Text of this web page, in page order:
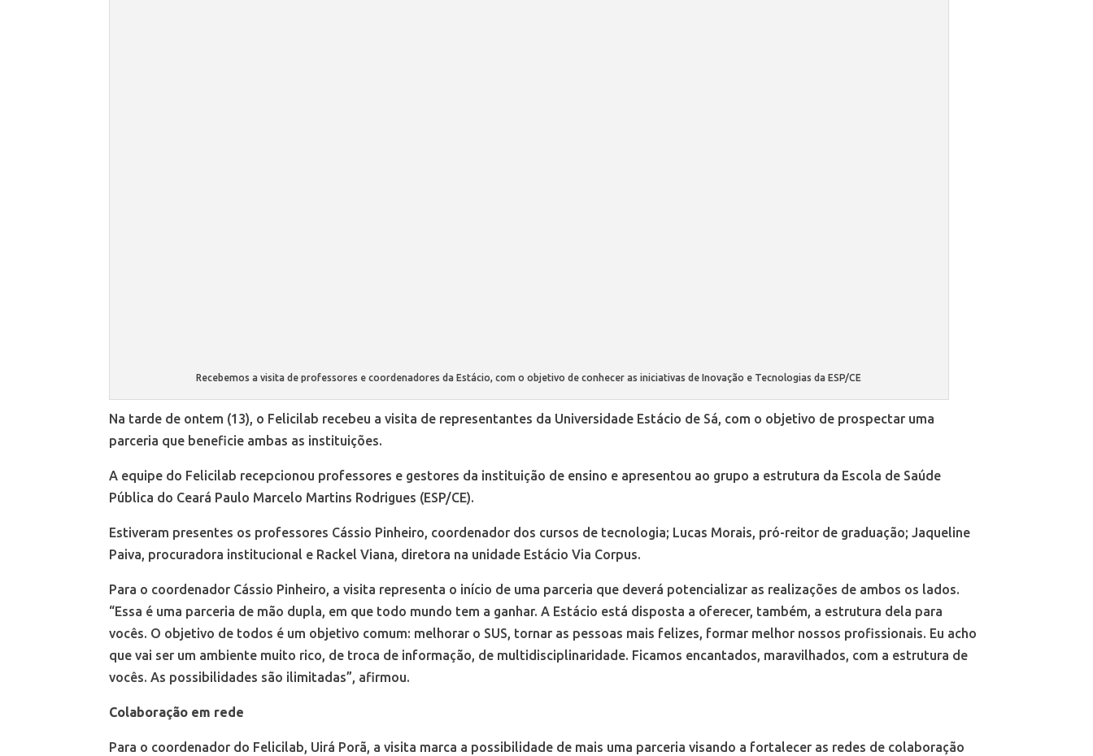
Recebemos a visita de professores e coordenadores da Estácio, com o objetivo de conhecer as iniciativas de Inovação e Tecnologias da ESP/CE
Na tarde de ontem (13), o Felicilab recebeu a visita de representantes da Universidade Estácio de Sá, com o objetivo de prospectar uma
parceria que beneficie ambas as instituições.
A equipe do Felicilab recepcionou professores e gestores da instituição de ensino e apresentou ao grupo a estrutura da Escola de Saúde
Pública do Ceará Paulo Marcelo Martins Rodrigues (ESP/CE).
Estiveram presentes os professores Cássio Pinheiro, coordenador dos cursos de tecnologia; Lucas Morais, pró-reitor de graduação; Jaqueline
Paiva, procuradora institucional e Rackel Viana, diretora na unidade Estácio Via Corpus.
Para o coordenador Cássio Pinheiro, a visita representa o início de uma parceria que deverá potencializar as realizações de ambos os lados.
“Essa é uma parceria de mão dupla, em que todo mundo tem a ganhar. A Estácio está disposta a oferecer, também, a estrutura dela para
vocês. O objetivo de todos é um objetivo comum: melhorar o SUS, tornar as pessoas mais felizes, formar melhor nossos profissionais. Eu acho
que vai ser um ambiente muito rico, de troca de informação, de multidisciplinaridade. Ficamos encantados, maravilhados, com a estrutura de
vocês. As possibilidades são ilimitadas”, afirmou.
Colaboração em rede
Para o coordenador do Felicilab, Uirá Porã, a visita marca a possibilidade de mais uma parceria visando a fortalecer as redes de colaboração